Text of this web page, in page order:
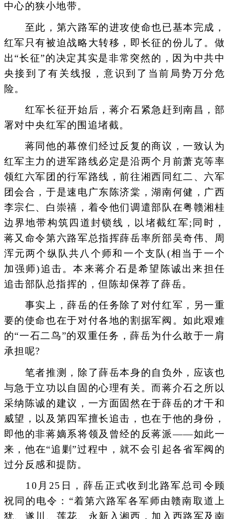
中心的狭小地带。
至此，第六路军的进攻使命也已基本完成，
红军只有被迫战略大转移，即长征的份儿了。做
出“长征”的决定其实是非常突然的，因为中共中
央接到了有关线报，意识到了当前局势万分危
险。
红军长征开始后，蒋介石紧急赶到南昌，部
署对中央红军的围追堵截。
蒋同他的幕僚们经过反复的商议，一致认为
红军主力的进军路线必定是沿两个月前萧克等率
领红六军团的行军路线，前往湘西同红二、六军
团会合，于是速电广东陈济棠，湖南何健，广西
李宗仁、白崇禧，着令他们调遣部队在粤赣湘桂
边界地带构筑四道封锁线，以堵截红军;同时，
蒋又命令第六路军总指挥薛岳率所部吴奇伟、周
浑元两个纵队共八个师和一个支队(相当于一个
加强师)追击。本来蒋介石是希望陈诚出来担任
追击部队总指挥的，但陈却保荐了薛岳。
事实上，薛岳的任务除了对付红军，另一重
要的使命也在于对付各地的割据军阀。如此艰难
的“一石二鸟”的双重任务，薛岳为什么敢于一肩
承担呢?
笔者推测，除了薛岳本身的自负外，应该也
与急于立功以自固的心理有关。而蒋介石之所以
采纳陈诚的建议，一方面固然在于薛岳的才干和
威望，以及第四军擅长追击，也在于他的身份，
即他的非蒋嫡系将领及曾经的反蒋派——如此一
来，他在“追剿”过程中，就不会引起各省军阀的
过分反感和提防。
10月25日，薛岳正式收到北路军总司令顾
祝同的电令：“着第六路军各军师由赣南取道上
犹、遂川、莲花、永新入湘西，加入西路军及南